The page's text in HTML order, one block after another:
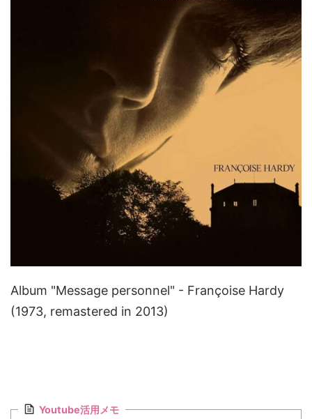
Album "Message personnel" - Françoise Hardy
(1973, remastered in 2013)
Youtube活用メモ